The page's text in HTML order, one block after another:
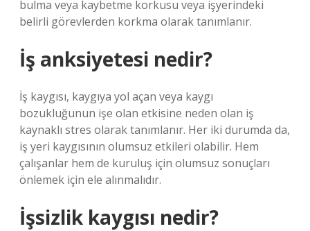
bulma veya kaybetme korkusu veya işyerindeki
belirli görevlerden korkma olarak tanımlanır.
İş anksiyetesi nedir?
İş kaygısı, kaygıya yol açan veya kaygı
bozukluğunun işe olan etkisine neden olan iş
kaynaklı stres olarak tanımlanır. Her iki durumda da,
iş yeri kaygısının olumsuz etkileri olabilir. Hem
çalışanlar hem de kuruluş için olumsuz sonuçları
önlemek için ele alınmalıdır.
İşsizlik kaygısı nedir?